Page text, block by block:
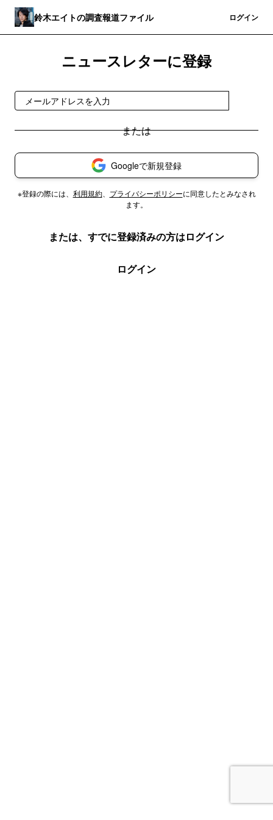
鈴木エイトの調査報道ファイル ログイン
ニュースレターに登録
Googleで新規登録
※登録の際には、 利用規約、 プライバシーポリシーに同意したとみなされ
ます。
または、すでに登録済みの方はログイン
ログイン